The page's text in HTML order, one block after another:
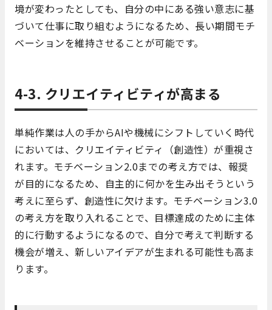
境が変わったとしても、自分の中にある強い意志に基
づいて仕事に取り組むようになるため、長い期間モチ
ベーションを維持させることが可能です。
4-3. クリエイティビティが高まる
単純作業は人の手からAIや機械にシフトしていく時代
においては、クリエイティビティ（創造性）が重視さ
れます。モチベーション2.0までの考え方では、報奨
が目的になるため、自主的に何かを生み出そうという
考えに至らず、創造性に欠けます。モチベーション3.0
の考え方を取り入れることで、目標達成のために主体
的に行動するようになるので、自分で考えて判断する
機会が増え、新しいアイデアが生まれる可能性も高ま
ります。